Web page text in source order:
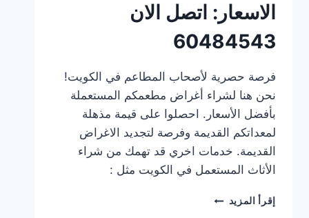
الاسعار: اتصل الان
60484543
فرصة حصرية لأصحاب المطاعم في الكويت!
نحن هنا لشراء أغراض مطعمكم المستعملة
بأفضل الأسعار. احصلوا على قيمة مذهلة
لمعداتكم القديمة وفرصة لتجديد الاغراض
القديمة. خدمات اخري قد تهمك من شراء
الأثاث المستعمل في الكويت مثل :
إقرأ المزيد شراء